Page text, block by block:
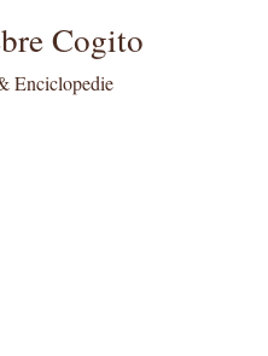
Cogito
Enciclopedie